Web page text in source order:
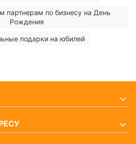
партнерам по бизнесу на День
Рождения
подарки на юбилей